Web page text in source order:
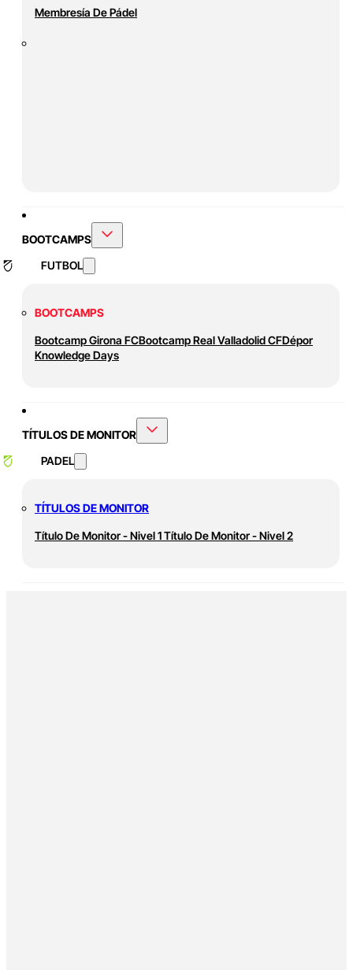
Membresía De Pádel
BOOTCAMPS
FUTBOL
BOOTCAMPS
Bootcamp Girona FCBootcamp Real Valladolid CFDépor
Knowledge Days
TÍTULOS DE MONITOR
PADEL
TÍTULOS DE MONITOR
Título De Monitor - Nivel 1Título De Monitor - Nivel 2